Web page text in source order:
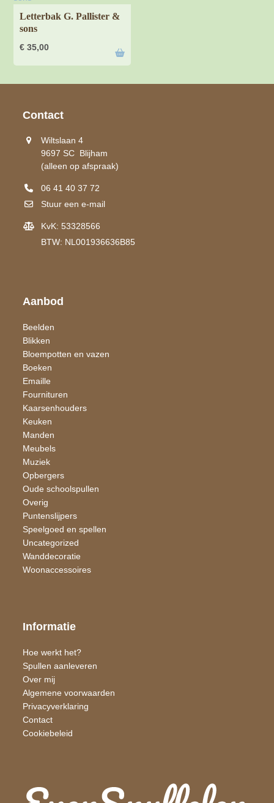
Letterbak G. Pallister &
sons
€ 35,00
Contact
Wiltslaan 4
9697 SC Blijham
(alleen op afspraak)
06 41 40 37 72
Stuur een e-mail
KvK: 53328566
BTW: NL001936636B85
Aanbod
Beelden
Blikken
Bloempotten en vazen
Boeken
Emaille
Fournituren
Kaarsen​houders
Keuken
Manden
Meubels
Muziek
Opbergers
Oude schoolspullen
Overig
Puntenslijpers
Speelgoed en spellen
Uncategorized
Wand​decoratie
Woon​accessoires
Informatie
Hoe werkt het?
Spullen aanleveren
Over mij
Algemene voorwaarden
Privacyverklaring
Contact
Cookiebeleid